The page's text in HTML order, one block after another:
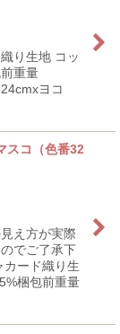
り生地 コッ
重量
ヨコ
スコ（色番32
え方が実際
でご了承下
カード織り生
梱包前重量